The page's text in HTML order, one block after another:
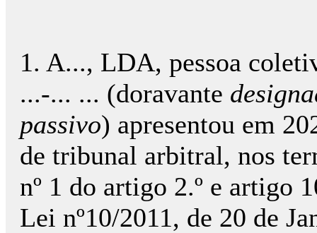
1. A..., LDA, pessoa
...-... ... (doravante
passivo) apresentou em
de tribunal arbitral, nos
nº 1 do artigo 2.º e artigo
Lei nº10/2011, de 20 de